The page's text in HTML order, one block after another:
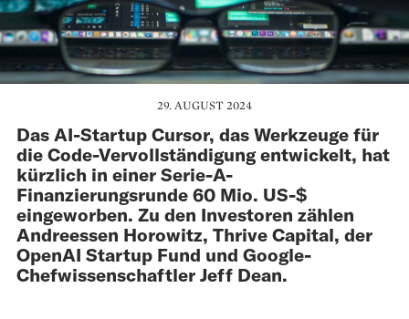
29. AUGUST 2024
Das AI-Startup Cursor, das Werkzeuge für
die Code-Vervollständigung entwickelt, hat
kürzlich in einer Serie-A-
Finanzierungsrunde 60 Mio. US-$
eingeworben. Zu den Investoren zählen
Andreessen Horowitz, Thrive Capital, der
OpenAI Startup Fund und Google-
Chefwissenschaftler Jeff Dean.